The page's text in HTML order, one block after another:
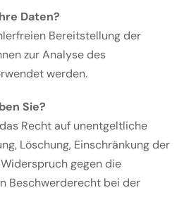
Daten?
Bereitstellung der
zur Analyse des
werden.
Sie?
Recht auf unentgeltliche
Löschung, Einschränkung der
gegen die
Beschwerderecht bei der